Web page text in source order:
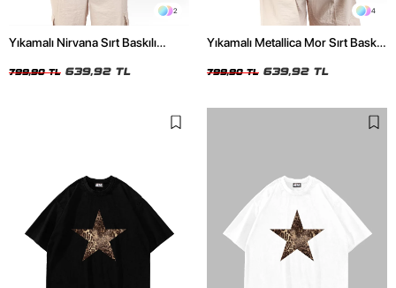
2
Yıkamalı Nirvana Sırt Baskılı
799,90 TL 639,92 TL
4
Yıkamalı Metallica Mor Sırt Baskılı
799,90 TL 639,92 TL